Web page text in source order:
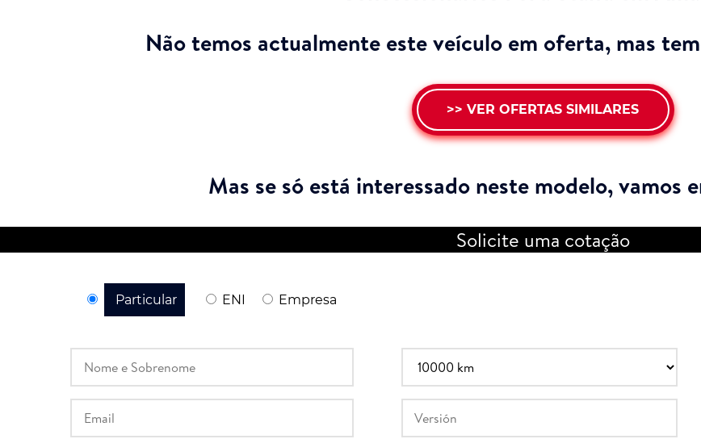
Não temos actualmente este veículo em oferta, mas
>> VER OFERTAS SIMILARES
Mas se só está interessado neste modelo,vamos
Solicite uma cotação
Particular ENI Empresa